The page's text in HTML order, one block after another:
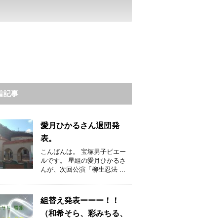
記事
愛月ひかるさん退団発
表。
こんばんは。 宝塚男子ピエー
ルです。 星組の愛月ひかるさ
んが、次回公演「柳生忍法 ...
組替え発表ーーー！！
（和希そら、彩みちる、